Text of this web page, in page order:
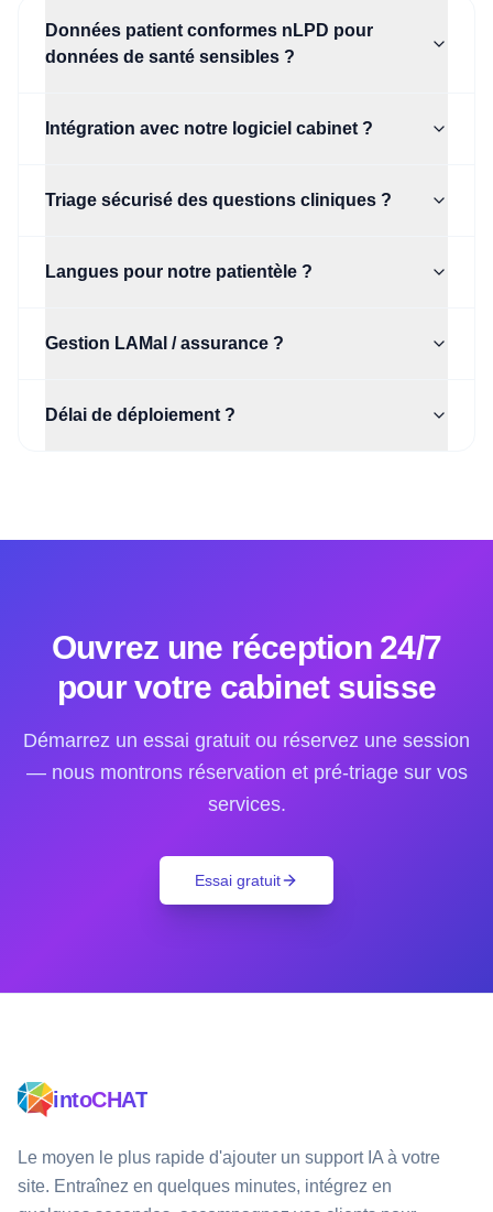
Données patient conformes nLPD pour
données de santé sensibles ?
Intégration avec notre logiciel cabinet ?
Triage sécurisé des questions cliniques ?
Langues pour notre patientèle ?
Gestion LAMal / assurance ?
Délai de déploiement ?
Ouvrez une réception 24/7
pour votre cabinet suisse
Démarrez un essai gratuit ou réservez une session
— nous montrons réservation et pré-triage sur vos
services.
Essai gratuit
intoCHAT
Le moyen le plus rapide d'ajouter un support IA à votre
site. Entraînez en quelques minutes, intégrez en